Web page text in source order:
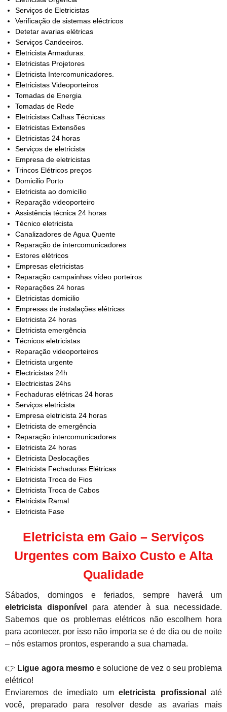
Serviços de Eletricistas
Verificação de sistemas eléctricos
Detetar avarias elétricas
Serviços Candeeiros.
Eletricista Armaduras.
Eletricistas Projetores
Eletricista Intercomunicadores.
Eletricistas Videoporteiros
Tomadas de Energia
Tomadas de Rede
Eletricistas Calhas Técnicas
Eletricistas Extensões
Eletricistas 24 horas
Serviços de eletricista
Empresa de eletricistas
Trincos Elétricos preços
Domicilio Porto
Eletricista ao domicílio
Reparação videoporteiro
Assistência técnica 24 horas
Técnico eletricista
Canalizadores de Agua Quente
Reparação de intercomunicadores
Estores elétricos
Empresas eletricistas
Reparação campainhas vídeo porteiros
Reparações 24 horas
Eletricistas domicilio
Empresas de instalações elétricas
Eletricista 24 horas
Eletricista emergência
Técnicos eletricistas
Reparação videoporteiros
Eletricista urgente
Electricistas 24h
Electricistas 24hs
Fechaduras elétricas 24 horas
Serviços eletricista
Empresa eletricista 24 horas
Eletricista de emergência
Reparação intercomunicadores
Eletricista 24 horas
Eletricista Deslocações
Eletricista Fechaduras Elétricas
Eletricista Troca de Fios
Eletricista Troca de Cabos
Eletricista Ramal
Eletricista Fase
Eletricista em Gaio – Serviços
Urgentes com Baixo Custo e Alta
Qualidade
Sábados, domingos e feriados, sempre haverá um
eletricista disponível
para atender à sua necessidade.
Sabemos que os problemas elétricos não escolhem hora
para acontecer, por isso não importa se é de dia ou de noite
– nós estamos prontos, esperando a sua chamada.
👉 Ligue agora mesmoe solucione de vez o seu problema
elétrico!
Enviaremos de imediato um eletricista profissional
até
você, preparado para resolver desde as avarias mais